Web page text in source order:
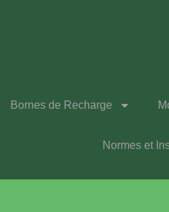
Bornes de Recharge
Normes et